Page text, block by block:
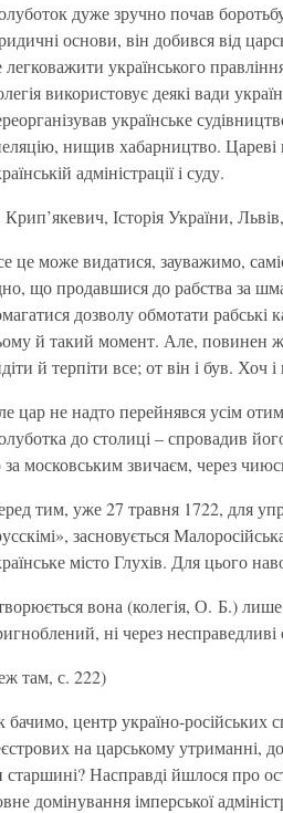
дуже зручно почав
основи, він добився від
легковажити українського
використовує деякі вади
українське
нищив хабарництво.
адміністрації і суду.
Крип’якевич, Історія України,
це може видатися, зауважимо,
що продавшися до рабства за
дозволу обмотати
й такий момент. Але, повинен
й терпіти все; от він і був. Хоч
цар не надто перейнявся усім
до столиці – спровадив
за московським звичаєм, через
тим, уже 27 травня 1722, для
засновується
місто Глухів. Для цього
вона (колегія, О. Б.)
ні через
там, с. 222)
бачимо, центр україно-російських
на царському утриманні,
старшині? Насправді йшлося про
домінування імперської